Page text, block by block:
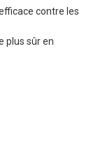
contre les
plus sûr en